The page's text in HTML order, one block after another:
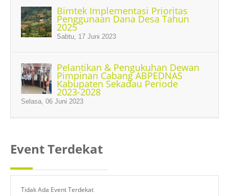
Bimtek Implementasi Prioritas
Penggunaan Dana Desa Tahun
2025
Sabtu, 17 Juni 2023
Pelantikan & Pengukuhan Dewan
Pimpinan Cabang ABPEDNAS
Kabupaten Sekadau Periode
2023-2028
Selasa, 06 Juni 2023
Event Terdekat
Tidak Ada Event Terdekat